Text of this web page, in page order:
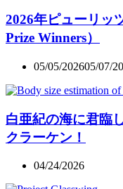
2026年ピューリッ
Prize Winners）
05/05/202605/07/
白亜紀の海に君臨
クラーケン！
04/24/2026